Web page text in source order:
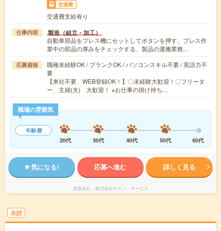
交通費
交通費支給有り
仕事内容 製造（組立・加工）
自動車部品をプレス機にセットしてボタンを押す、プレス作
業中の部品の厚みをチェックする、製品の運搬業務…
応募資格
職種未経験OK / ブランクOK / パソコンスキル不要 / 英語力不
要
【来社不要、WEB登録OK！】〇未経験大歓迎！〇フリータ
ー、主婦(夫) 大歓迎！ ※お仕事の掛け持ち…
職場の雰囲気
年齢層
20代
30代 40代 50代 60代
気になる! 応募へ進む 詳しく見る
派遣会社 株式会社テクノ・サービス
未読